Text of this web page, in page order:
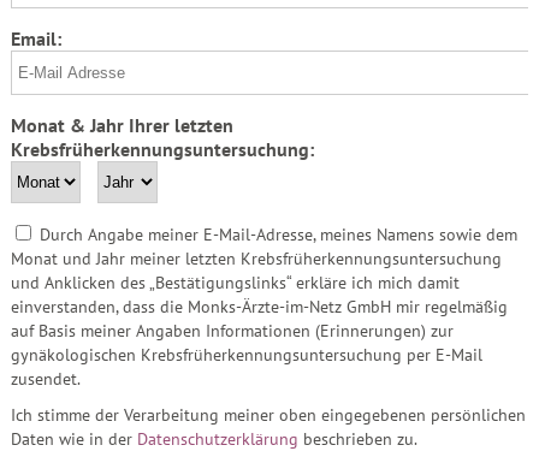
Email:
Monat & Jahr Ihrer letzten
Krebsfrüherkennungsuntersuchung:
Durch Angabe meiner E-Mail-Adresse, meines Namens sowie dem
Monat und Jahr meiner letzten Krebsfrüherkennungsuntersuchung
und Anklicken des „Bestätigungslinks“ erkläre ich mich damit
einverstanden, dass die Monks-Ärzte-im-Netz GmbH mir regelmäßig
auf Basis meiner Angaben Informationen (Erinnerungen) zur
gynäkologischen Krebsfrüherkennungsuntersuchung per E-Mail
zusendet.
Ich stimme der Verarbeitung meiner oben eingegebenen persönlichen
Daten wie in der Datenschutzerklärung beschrieben zu.